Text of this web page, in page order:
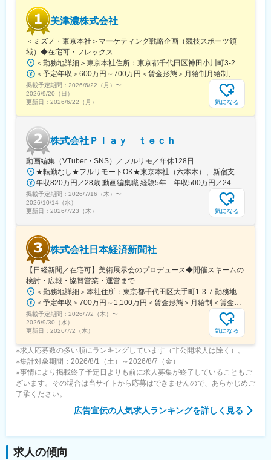
分譲戸建住宅では、グッドデザイン賞・キッズデザイン賞をはじ
め国内はもちろん海外の建築デザイン賞にもエントリーを率先し
て行い、数々の賞を受賞しているデザイン性の高い商品を供給し
ております。
現在は年間100棟強を供給、内訳は分譲住宅9割、注文住宅1割程
度、供給価格帯は3000万台～2億円を超える幅広い層に住宅を供
給しております。
自然光をたっぷり採り込める天井の高い住まいや、自然素材をふ
んだんに使った住まいなど、高いデザイン性の家づくりを得意と
美津濃株式会社
＜ミズノ・東京本社＞マーケティング戦略企画（競技スポーツ領
域）◆在宅可・フレックス
＜勤務地詳細＞東京本社住所：東京都千代田区神田小川町3-22 勤務地最寄駅：JR各線／御茶ノ水駅受動喫煙対策：敷地内全面禁煙変更の範囲：会社の定める事業所（リモートワーク含む）
＜予定年収＞600万円～700万円＜賃金形態＞月給制月給制、昇給年1回（6月）、賞与年2回（夏・冬）＜賃金内訳＞月額（基本給）：375,000円～400,000円＜月給＞375,000円～400,000円＜昇給有無＞有＜残業手当＞有＜給与補足＞賞与は年2回（夏・冬）支給、4ヶ月分程度。賃金はあくまでも目安の金額であり、選考を通じて上下する可能性があります。月給(月額)は固定手当を含めた表記です。
掲載予定期間： 2026/6/22（月） 〜
2026/9/20（日）
更新日： 2026/6/22（月） 気になる
株式会社Ｐｌａｙ ｔｅｃｈ
動画編集（VTuber・SNS）／フルリモ／年休128日
★転勤なし★フルリモートOK★東京本社（六本木）、新宿支社、名古屋支社、大阪支社、福岡支社または一都三県・名古屋・関西・福岡の各プロジェクト先◆勤務地・アクセス【本社】東京都港区六本木6-2-31六本木ヒルズノースタワー17階東京メトロ日比谷線、都営地下鉄大江戸線「六本木駅」 直結【新宿支社】東京都新宿区新宿1-9-10東京メトロ丸の内線「新宿御苑前駅」徒歩1分各線「新宿三丁目駅」徒歩15分【大阪支社】大阪府大阪市北区大深町6‐38JR各線「大阪駅」より徒歩３分【名古屋支社】愛知県名古屋市西区牛島町6-1 名古屋ルーセントタワー各線「名古屋駅」徒歩5分【福岡支社】福岡県福岡市中央区天神1-14-18福岡市営地下鉄空港線「天神駅」直結七隈線「天神南駅」徒歩5分西鉄天神大牟田線「西鉄福岡（天神）駅」徒歩6分◎受動喫煙対策あり：オフィス内禁煙◎名古屋・福岡拠点はスタートアップ募集です！ 整ったサポート体制のもと、 同期と一緒に成長できるチャンスです！
年収820万円／28歳 動画編集職 経験5年 年収500万円／24歳 動画編集職 経験2年
掲載予定期間： 2026/7/16（木） 〜
2026/10/14（水）
更新日： 2026/7/23（木） 気になる
株式会社日本経済新聞社
【日経新聞／在宅可】美術展示会のプロデュース◆開催スキームの
検討・広報・協賛営業・運営まで
＜勤務地詳細＞本社住所：東京都千代田区大手町1-3-7 勤務地最寄駅：地下鉄千代田線／大手町駅受動喫煙対策：屋内喫煙可能場所あり変更の範囲：会社の定める事業所（リモートワーク含む）
＜予定年収＞700万円～1,100万円＜賃金形態＞月給制＜賃金内訳＞月額（基本給）：430,000円～650,000円＜月給＞430,000円～650,000円＜昇給有無＞有＜残業手当＞無＜給与補足＞※上記年収は、想定年収です。住居費補助、子手当などの各種手当を含む金額です。※基本給は経験・能力等を考慮の上、当社規定により決定します。■昇給：原則、年1回■賞与：夏季・冬季賃金はあくまでも目安の金額であり、選考を通じて上下する可能性があります。月給(月額)は固定手当を含めた表記です。
掲載予定期間： 2026/7/2（木） 〜
2026/9/30（水）
更新日： 2026/7/2（木） 気になる
※求人応募数の多い順にランキングしています（非公開求人は除く）。
※集計対象期間：2026/8/1（土）～2026/8/7（金）
※事情により掲載終了予定日よりも前に求人募集が終了していることもご
ざいます。その場合は当サイトから応募はできませんので、あらかじめご
了承ください。
広告宣伝の人気求人ランキングを詳しく見る
求人の傾向